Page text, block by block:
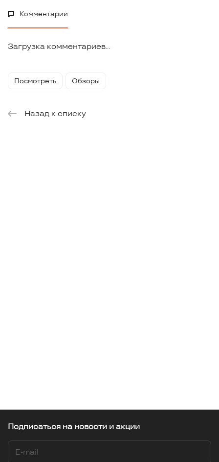
Комментарии
Загрузка комментариев...
Посмотреть Обзоры
Назад к списку
Подписаться на новости и акции